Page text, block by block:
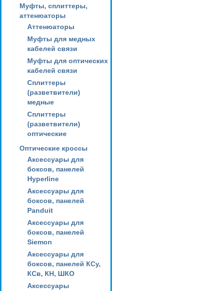
Муфты, сплиттеры,
аттенюаторы
Аттенюаторы
Муфты для медных
кабелей связи
Муфты для оптических
кабелей связи
Сплиттеры
(разветвители)
медные
Сплиттеры
(разветвители)
оптические
Оптические кроссы
Аксессуары для
боксов, панелей
Hyperline
Аксессуары для
боксов, панелей
Panduit
Аксессуары для
боксов, панелей
Siemon
Аксессуары для
боксов, панелей КСу,
КСв, КН, ШКО
Аксессуары